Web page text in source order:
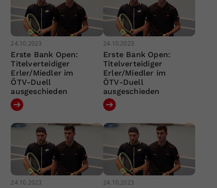
24.10.2023
Erste Bank Open:
Titelverteidiger
Erler/Miedler im
ÖTV-Duell
ausgeschieden
24.10.2023
Erste Bank Open:
Titelverteidiger
Erler/Miedler im
ÖTV-Duell
ausgeschieden
24.10.2023 24.10.2023